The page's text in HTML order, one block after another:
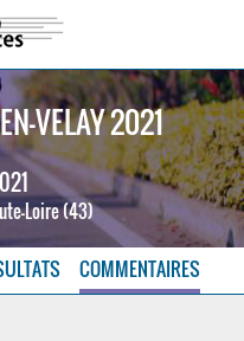
VELAY 2021
Loire (43)
COMMENTAIRES